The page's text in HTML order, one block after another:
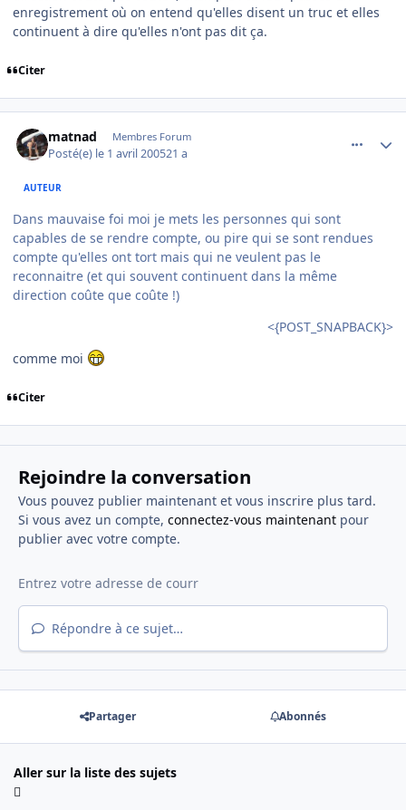
enregistrement où on entend qu'elles disent un truc et elles
continuent à dire qu'elles n'ont pas dit ça.
Citer
matnad Membres Forum
Posté(e) le 1 avril 200521 a
AUTEUR
Dans mauvaise foi moi je mets les personnes qui sont
capables de se rendre compte, ou pire qui se sont rendues
compte qu'elles ont tort mais qui ne veulent pas le
reconnaitre (et qui souvent continuent dans la même
direction coûte que coûte !)
<{POST_SNAPBACK}>
comme moi
Citer
Rejoindre la conversation
Vous pouvez publier maintenant et vous inscrire plus tard.
Si vous avez un compte, connectez-vous maintenantpour
publier avec votre compte.
Répondre à ce sujet…
Partager Abonnés
Aller sur la liste des sujets